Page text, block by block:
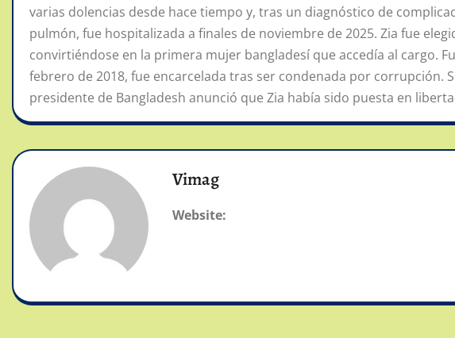
varias dolencias desde hace tiempo y, tras un diagnóstico de
pulmón, fue hospitalizada a finales de noviembre de 2025. Zia fue
convirtiéndose en la primera mujer bangladesí que accedía al cargo.
febrero de 2018, fue encarcelada tras ser condenada por corrupción.
presidente de Bangladesh anunció que Zia había sido puesta en
Vimag
Website: